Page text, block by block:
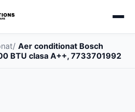
/ Aer conditionat Bosch
BTU clasa A++, 7733701992